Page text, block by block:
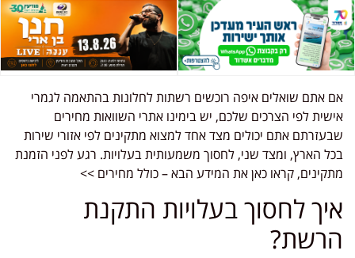
אם אתם שואלים איפה רוכשים רשתות לחלונות בהתאמה לגמרי
אישית לפי הצרכים שלכם, יש בימינו אתרי השוואות מחירים
שבעזרתם אתם יכולים מצד אחד למצוא מתקינים לפי אזורי שירות
בכל הארץ, ומצד שני, לחסוך משמעותית בעלויות. רגע לפני הזמנת
מתקינים, קראו כאן את המידע הבא – כולל מחירים >>
איך לחסוך בעלויות התקנת
הרשת?